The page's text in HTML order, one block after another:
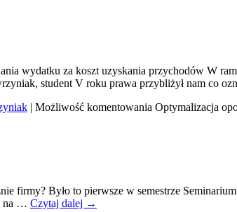
wydatku za koszt uzyskania przychodów W
student V roku prawa przybliżył nam co
| Możliwość komentowania Optymalizacja
firmy? Było to pierwsze w semestrze
na … Czytaj dalej →